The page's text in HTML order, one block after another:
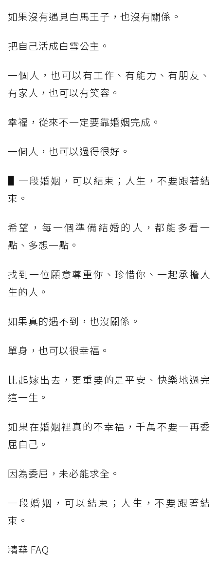
如果沒有遇見白馬王子，也沒有關係。
把自己活成白雪公主。
一個人，也可以有工作、有能力、有朋友、
有家人，也可以有笑容。
幸福，從來不一定要靠婚姻完成。
一個人，也可以過得很好。
▋一段婚姻，可以結束；人生，不要跟著結
束。
希望，每一個準備結婚的人，都能多看一
點、多想一點。
找到一位願意尊重你、珍惜你、一起承擔人
生的人。
如果真的遇不到，也沒關係。
單身，也可以很幸福。
比起嫁出去，更重要的是平安、快樂地過完
這一生。
如果在婚姻裡真的不幸福，千萬不要一再委
屈自己。
因為委屈，未必能求全。
一段婚姻，可以結束；人生，不要跟著結
束。
精華 FAQ